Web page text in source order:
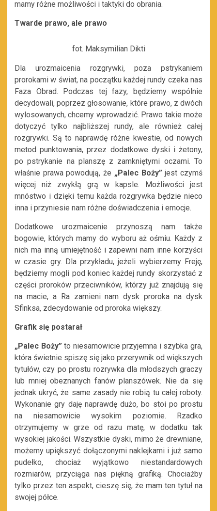
mamy różne możliwości i taktyki do obrania.
Twarde prawo, ale prawo
fot. Maksymilian Dikti
Dla urozmaicenia rozgrywki, poza pstrykaniem
prorokami w świat, na początku każdej rundy czeka nas
Faza Obrad. Podczas tej fazy, będziemy wspólnie
decydowali, poprzez głosowanie, które prawo, z dwóch
wylosowanych, chcemy wprowadzić. Prawo takie może
dotyczyć tylko najbliższej rundy, ale również całej
rozgrywki. Są to naprawdę różne kwestie, od nowych
metod punktowania, przez dodatkowe dyski i żetony,
po pstrykanie na planszę z zamkniętymi oczami. To
właśnie prawa powodują, że „Palec Boży”jest czymś
więcej niż zwykłą grą w kapsle. Możliwości jest
mnóstwo i dzięki temu każda rozgrywka będzie nieco
inna i przyniesie nam różne doświadczenia i emocje.
Dodatkowe urozmaicenie przynoszą nam także
bogowie, których mamy do wyboru aż ośmiu. Każdy z
nich ma inną umiejętność i zapewni nam inne korzyści
w czasie gry. Dla przykładu, jeżeli wybierzemy Freję,
będziemy mogli pod koniec każdej rundy skorzystać z
części proroków przeciwników, którzy już znajdują się
na macie, a Ra zamieni nam dysk proroka na dysk
Sfinksa, zdecydowanie od proroka większy.
Grafik się postarał
„Palec Boży”to niesamowicie przyjemna i szybka gra,
która świetnie spiszę się jako przerywnik od większych
tytułów, czy po prostu rozrywka dla młodszych graczy
lub mniej obeznanych fanów planszówek. Nie da się
jednak ukryć, że same zasady nie robią tu całej roboty.
Wykonanie gry daję naprawdę dużo, bo stoi po prostu
na niesamowicie wysokim poziomie. Rzadko
otrzymujemy w grze od razu matę, w dodatku tak
wysokiej jakości. Wszystkie dyski, mimo że drewniane,
możemy upiększyć dołączonymi naklejkami i już samo
pudełko, chociaż wyjątkowo niestandardowych
rozmiarów, przyciąga nas piękną grafiką. Chociażby
tylko przez ten aspekt, cieszę się, że mam ten tytuł na
swojej półce.